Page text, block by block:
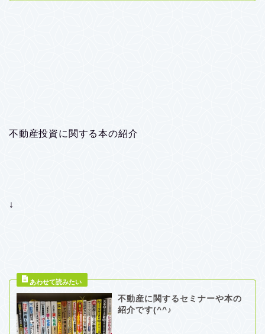
不動産投資に関する本の紹介
↓
不動産に関するセミナーや本の
紹介です(^^♪